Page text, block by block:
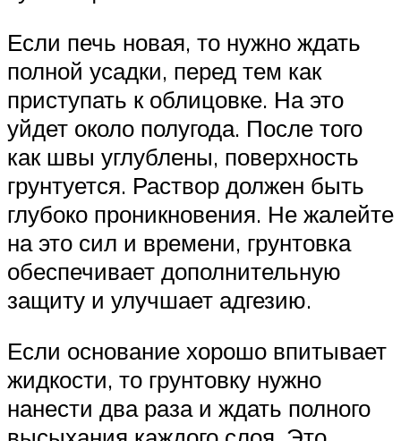
Если печь новая, то нужно ждать
полной усадки, перед тем как
приступать к облицовке. На это
уйдет около полугода. После того
как швы углублены, поверхность
грунтуется. Раствор должен быть
глубоко проникновения. Не жалейте
на это сил и времени, грунтовка
обеспечивает дополнительную
защиту и улучшает адгезию.
Если основание хорошо впитывает
жидкости, то грунтовку нужно
нанести два раза и ждать полного